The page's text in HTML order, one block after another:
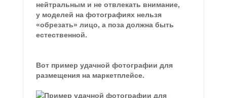
нейтральным и не отвлекать внимание,
у моделей на фотографиях нельзя
«обрезать» лицо, а поза должна быть
естественной.
Вот пример удачной фотографии для
размещения на маркетплейсе.